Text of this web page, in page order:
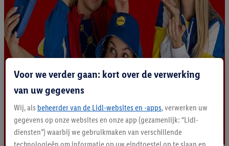
Voor we verder gaan: kort over de verwerking
van uw gegevens
Wij, als beheerder van de Lidl-websites en -apps, verwerken uw
gegevens op onze websites en onze app (gezamenlijk: “Lidl-
diensten”) waarbij we gebruikmaken van verschillende
technologieën om informatie op uw eindtoestel op te slaan en